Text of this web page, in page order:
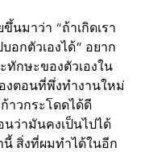
นมาว่า “ถ้าเกิดเรา
อกตัวเองได้” อยาก
ทักษะของตัวเองใน
งตอนที่พึ่งทำงานใหม่
าวกระโดดได้ดี
นว่ามันคงเป็นไปได้
นี้ สิ่งที่ผมทำได้ในอีก